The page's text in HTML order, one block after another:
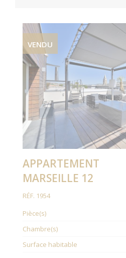
VENDU
APPARTEMENT
MARSEILLE 12
RÉF. 1954
Pièce(s)
Chambre(s)
Surface habitable